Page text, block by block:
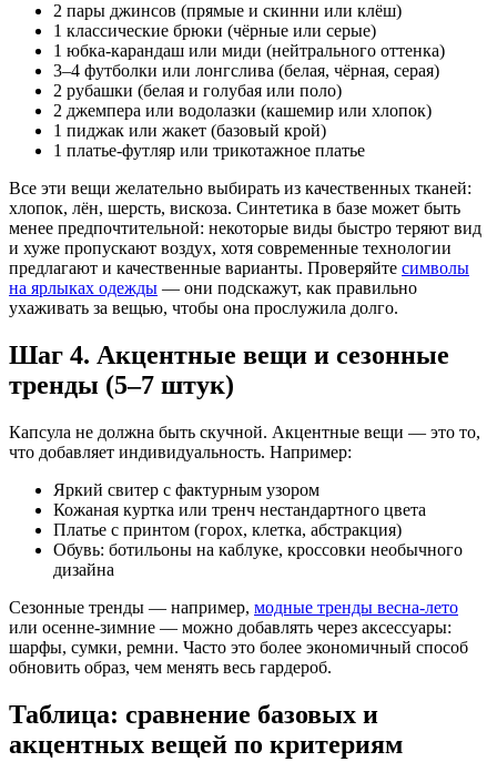
2 пары джинсов (прямые и скинни или клёш)
1 классические брюки (чёрные или серые)
1 юбка-карандаш или миди (нейтрального оттенка)
3–4 футболки или лонгслива (белая, чёрная, серая)
2 рубашки (белая и голубая или поло)
2 джемпера или водолазки (кашемир или хлопок)
1 пиджак или жакет (базовый крой)
1 платье-футляр или трикотажное платье
Все эти вещи желательно выбирать из качественных тканей:
хлопок, лён, шерсть, вискоза. Синтетика в базе может быть
менее предпочтительной: некоторые виды быстро теряют вид
и хуже пропускают воздух, хотя современные технологии
предлагают и качественные варианты. Проверяйте символы
на ярлыках одежды — они подскажут, как правильно
ухаживать за вещью, чтобы она прослужила долго.
Шаг 4. Акцентные вещи и сезонные
тренды (5–7 штук)
Капсула не должна быть скучной. Акцентные вещи — это то,
что добавляет индивидуальность. Например:
Яркий свитер с фактурным узором
Кожаная куртка или тренч нестандартного цвета
Платье с принтом (горох, клетка, абстракция)
Обувь: ботильоны на каблуке, кроссовки необычного
дизайна
Сезонные тренды — например, модные тренды весна-лето
или осенне-зимние — можно добавлять через аксессуары:
шарфы, сумки, ремни. Часто это более экономичный способ
обновить образ, чем менять весь гардероб.
Таблица: сравнение базовых и
акцентных вещей по критериям